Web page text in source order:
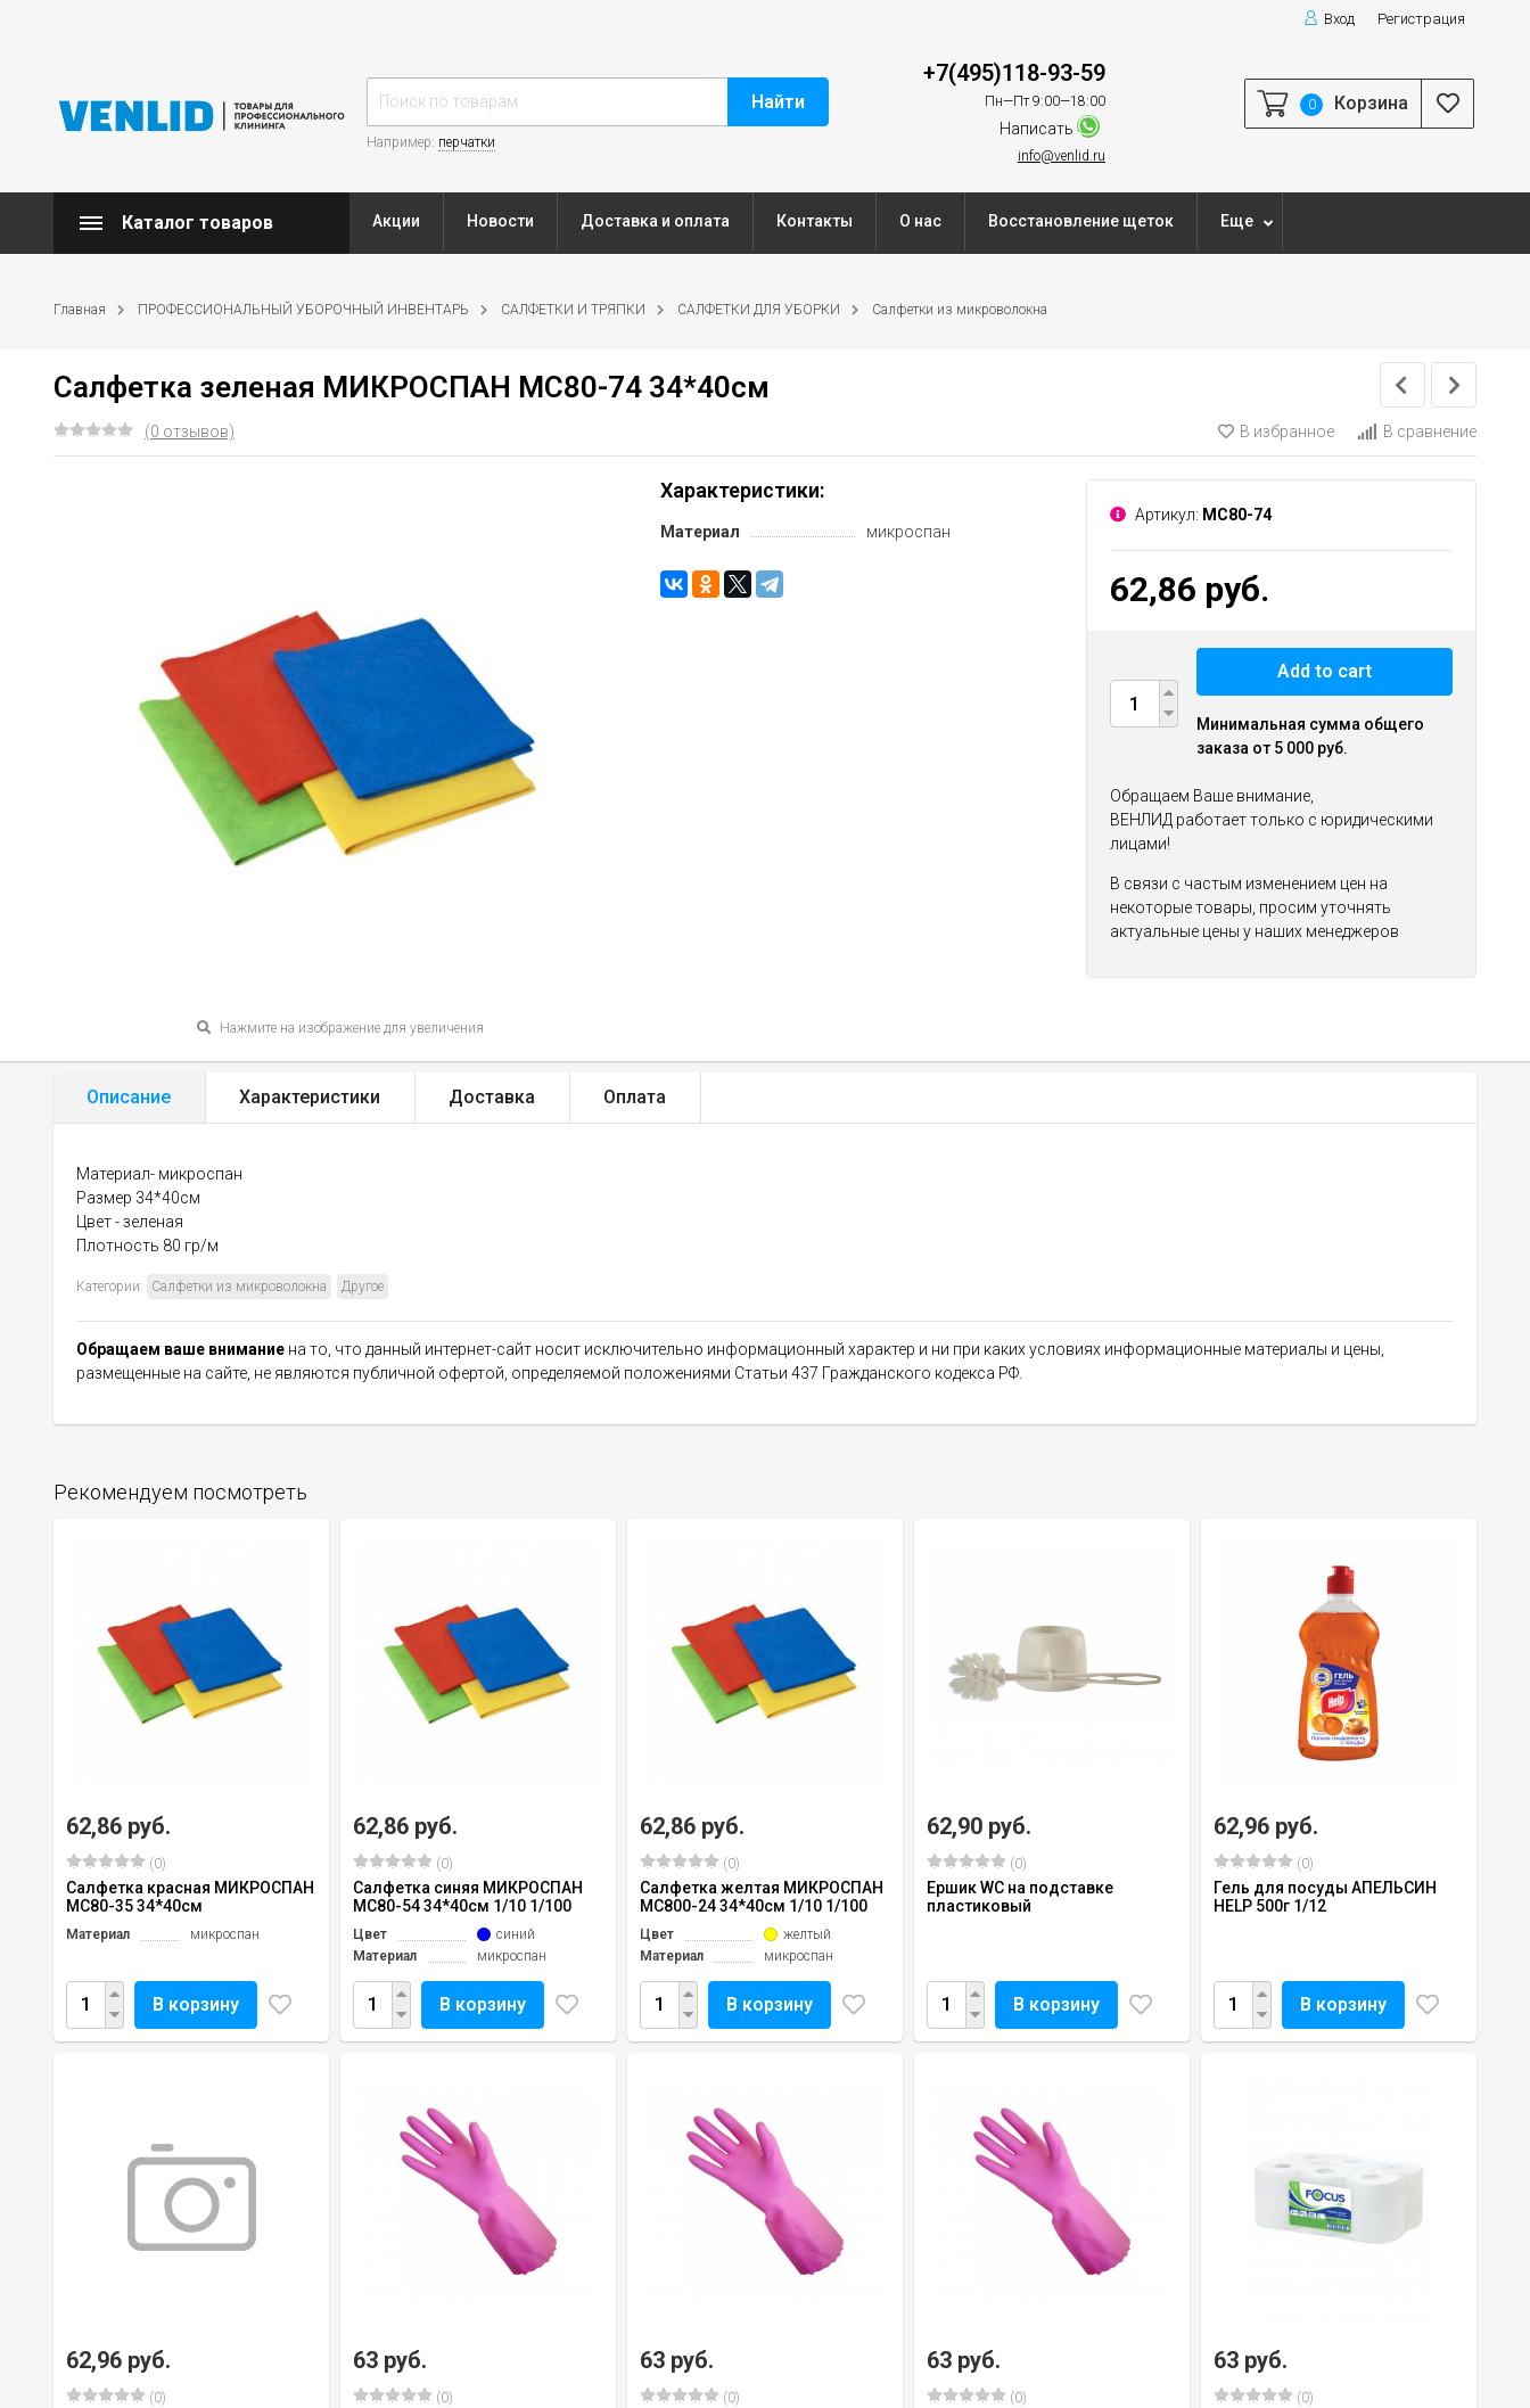
Вход Регистрация
Найти
Например: перчатки
+7(495)118-93-59
Пн—Пт 9:00—18:00
Написать
info@venlid.ru
0 Корзина
Каталог товаров Акции Новости Доставка и оплата Контакты О нас Восстановление щеток Еще
Главная ПРОФЕССИОНАЛЬНЫЙ УБОРОЧНЫЙ ИНВЕНТАРЬ САЛФЕТКИ И ТРЯПКИ САЛФЕТКИ ДЛЯ УБОРКИ Салфетки из микроволокна
Салфетка зеленая МИКРОСПАН МС80-74 34*40см
(0 отзывов) В избранное В сравнение
Нажмите на изображение для увеличения
Характеристики:
Материал микроспан
Артикул: МС80-74
62,86 руб.
Add to cart
Минимальная сумма общего
заказа от 5 000 руб.
Обращаем Ваше внимание,
ВЕНЛИД работает только с юридическими
лицами!
В связи с частым изменением цен на
некоторые товары, просим уточнять
актуальные цены у наших менеджеров
Описание Характеристики Доставка Оплата
Материал- микроспан
Размер 34*40см
Цвет - зеленая
Плотность 80 гр/м
Категории: Салфетки из микроволокна Другое
Обращаем ваше внимание на то, что данный интернет-сайт носит исключительно информационный характер и ни при каких условиях информационные материалы и цены,
размещенные на сайте, не являются публичной офертой, определяемой положениями Статьи 437 Гражданского кодекса РФ.
Рекомендуем посмотреть
62,86 руб.
(0)
Салфетка красная МИКРОСПАН
МС80-35 34*40см
Материал микроспан
В корзину
62,86 руб.
(0)
Салфетка синяя МИКРОСПАН
МС80-54 34*40см 1/10 1/100
Цвет
синий
Материал
микроспан
В корзину
62,86 руб.
(0)
Салфетка желтая МИКРОСПАН
МС800-24 34*40см 1/10 1/100
Цвет
желтый
Материал
микроспан
В корзину
62,90 руб.
(0)
Ершик WC на подставке
пластиковый
В корзину
62,96 руб.
(0)
Гель для посуды АПЕЛЬСИН
HELP 500г 1/12
В корзину
62,96 руб.
(0)
63 руб.
(0)
63 руб.
(0)
63 руб.
(0)
63 руб.
(0)